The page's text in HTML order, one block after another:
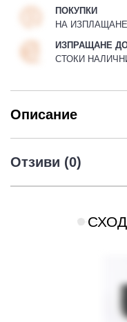
ПОКУПКИ
НА ИЗПЛАЩАНЕ
ИЗПРАЩАНЕ
СТОКИ
Описание
Отзиви (0)